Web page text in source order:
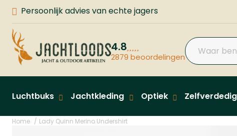
Persoonlijk advies van echte jagers
4.8
2879 beoordelingen
Luchtbuks Jachtkleding Optiek
Home Lady Quinn Merino Undershirt